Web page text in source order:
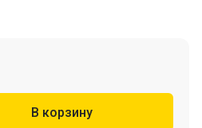
В корзину